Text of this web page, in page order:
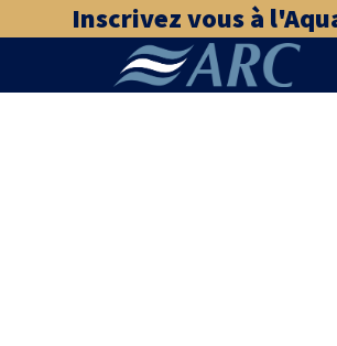
Inscrivez vous à